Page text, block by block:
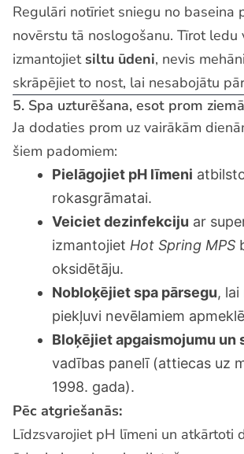
Regulāri notīriet sniegu no baseina
novērstu tā noslogošanu. Tīrot ledu
izmantojiet siltu ūdeni, nevis
skrāpējiet to nost, lai nesabojātu
5. Spa uzturēšana, esot prom ziemā
Ja dodaties prom uz vairākām
šiem padomiem:
Pielāgojiet pH līmeni
rokasgrāmatai.
Veiciet dezinfekciju ar
izmantojiet Hot Spring MPS
oksidētāju.
Nobloķējiet spa pārsegu,
piekļuvi nevēlamiem
Bloķējiet apgaismojumu un
vadības panelī (attiecas uz
1998. gada).
Pēc atgriešanās:
Līdzsvarojiet pH līmeni un atkārtoti